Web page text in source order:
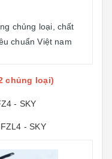
chủng loại, chất
chuẩn Việt nam
chủng loại)
- SKY
- SKY